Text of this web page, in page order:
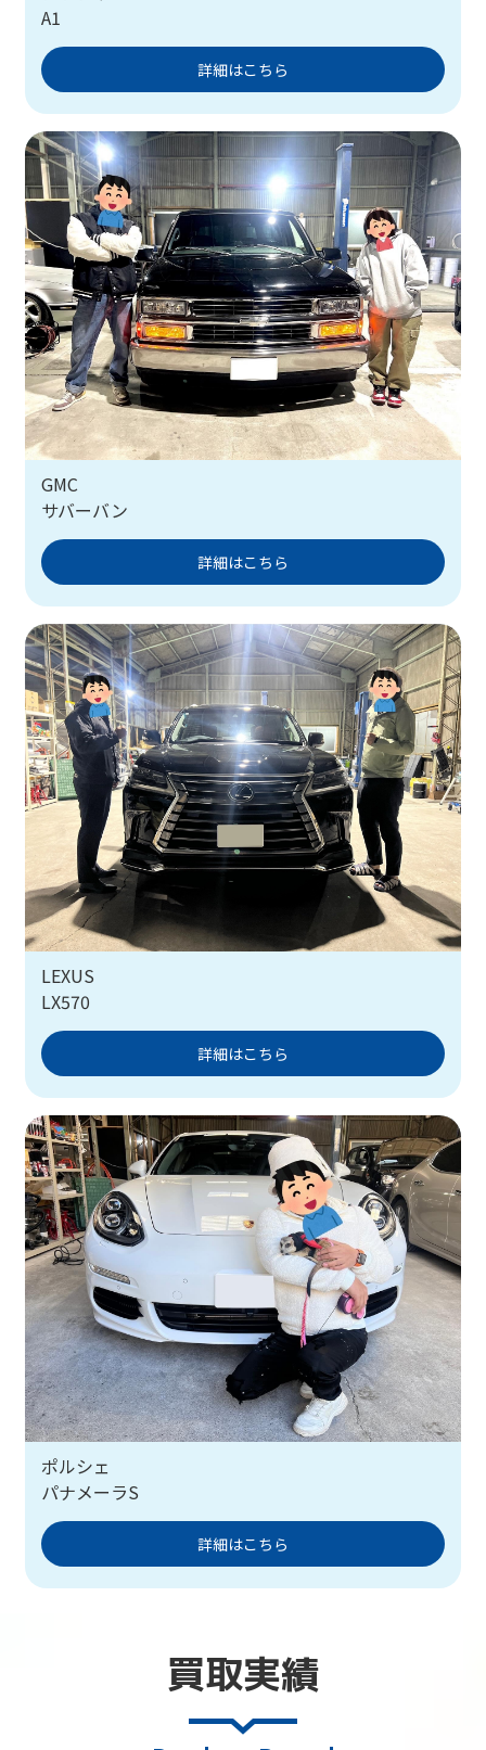
A1
詳細はこちら
GMC
サバーバン
詳細はこちら
LEXUS
LX570
詳細はこちら
ポルシェ
パナメーラS
詳細はこちら
買取実績